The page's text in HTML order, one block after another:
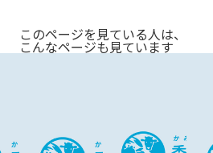
このページを見ている人は、
こんなページも見ています